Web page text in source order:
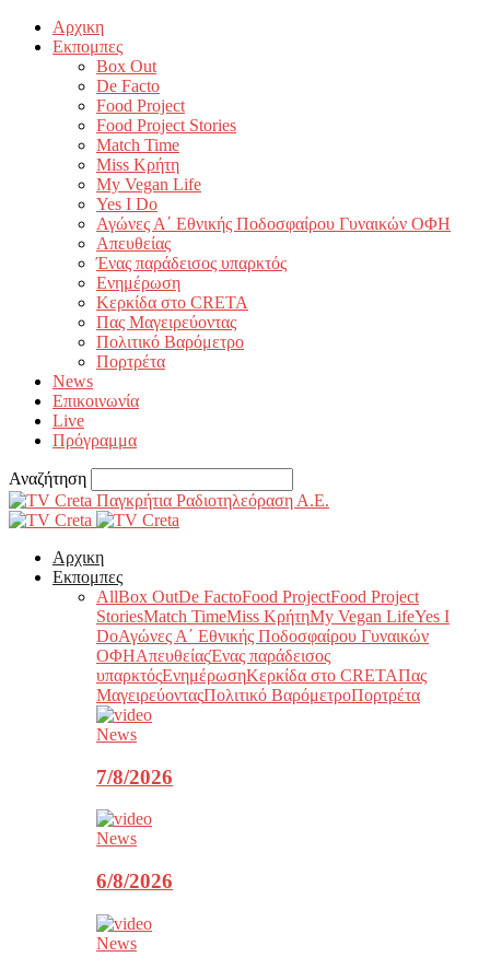
Αρχικη
Εκπομπες
Box Out
De Facto
Food Project
Food Project Stories
Match Time
Miss Κρήτη
My Vegan Life
Yes I Do
Αγώνες Α΄ Εθνικής Ποδοσφαίρου Γυναικών ΟΦΗ
Απευθείας
Ένας παράδεισος υπαρκτός
Ενημέρωση
Κερκίδα στο CRETA
Πας Μαγειρεύοντας
Πολιτικό Βαρόμετρο
Πορτρέτα
News
Επικοινωνία
Live
Πρόγραμμα
Αναζήτηση
Παγκρήτια Ραδιοτηλεόραση Α.Ε.
Αρχικη
Εκπομπες
AllBox OutDe FactoFood ProjectFood Project
StoriesMatch TimeMiss ΚρήτηMy Vegan LifeYes I
DoΑγώνες Α΄ Εθνικής Ποδοσφαίρου Γυναικών
ΟΦΗΑπευθείαςΈνας παράδεισος
υπαρκτόςΕνημέρωσηΚερκίδα στο CRETAΠας
ΜαγειρεύονταςΠολιτικό ΒαρόμετροΠορτρέτα
News
7/8/2026
News
6/8/2026
News